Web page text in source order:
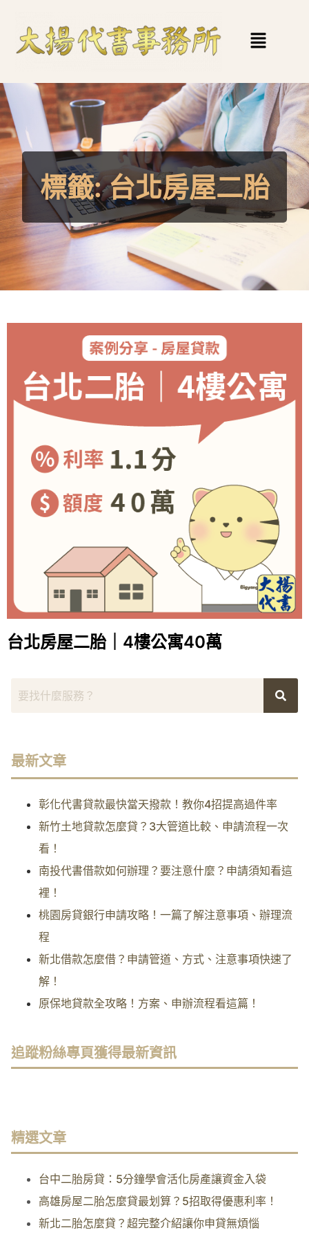
標籤:台北房屋二胎
台北房屋二胎｜4樓公寓40萬
最新文章
彰化代書貸款最快當天撥款！教你4招提高過件率
新竹土地貸款怎麼貸？3大管道比較、申請流程一次
看！
南投代書借款如何辦理？要注意什麼？申請須知看這
裡！
桃園房貸銀行申請攻略！一篇了解注意事項、辦理流
程
新北借款怎麼借？申請管道、方式、注意事項快速了
解！
原保地貸款全攻略！方案、申辦流程看這篇！
追蹤粉絲專頁獲得最新資訊
精選文章
台中二胎房貸：5分鐘學會活化房產讓資金入袋
高雄房屋二胎怎麼貸最划算？5招取得優惠利率！
新北二胎怎麼貸？超完整介紹讓你申貸無煩惱